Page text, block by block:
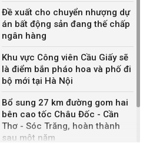
Đề xuất cho chuyển nhượng dự
án bất động sản đang thế chấp
ngân hàng
Khu vực Công viên Cầu Giấy sẽ
là điểm bắn pháo hoa và phố đi
bộ mới tại Hà Nội
Bổ sung 27 km đường gom hai
bên cao tốc Châu Đốc - Cần
Thơ - Sóc Trăng, hoàn thành
sau một năm